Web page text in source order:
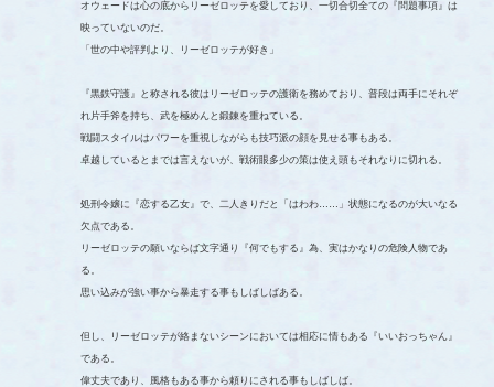
オウェードは心の底からリーゼロッテを愛しており、一切合切全ての『問題事項』は
映っていないのだ。
「世の中や評判より、リーゼロッテが好き」
『黒鉄守護』と称される彼はリーゼロッテの護衛を務めており、普段は両手にそれぞ
れ片手斧を持ち、武を極めんと鍛錬を重ねている。
戦闘スタイルはパワーを重視しながらも技巧派の顔を見せる事もある。
卓越しているとまでは言えないが、戦術眼多少の策は使え頭もそれなりに切れる。
処刑令嬢に『恋する乙女』で、二人きりだと「はわわ……」状態になるのが大いなる
欠点である。
リーゼロッテの願いならば文字通り『何でもする』為、実はかなりの危険人物であ
る。
思い込みが強い事から暴走する事もしばしばある。
但し、リーゼロッテが絡まないシーンにおいては相応に情もある『いいおっちゃん』
である。
偉丈夫であり、風格もある事から頼りにされる事もしばしば。